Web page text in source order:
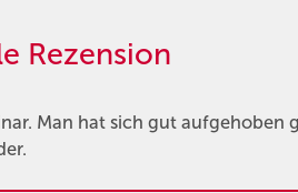
Rezension
Man hat sich gut aufgehoben